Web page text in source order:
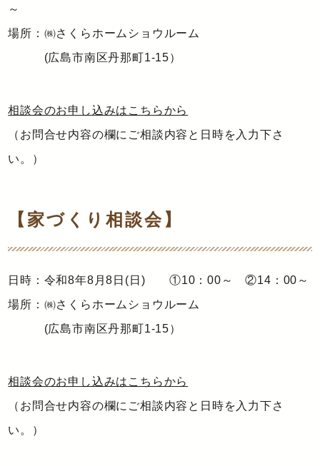
～
場所：㈱さくらホームショウルーム
(広島市南区丹那町1-15）
相談会のお申し込みはこちらから
（お問合せ内容の欄にご相談内容と日時を入力下さ
い。）
【家づくり相談会】
日時：令和8年8月8日(日) ①10：00～ ②14：00～
場所：㈱さくらホームショウルーム
(広島市南区丹那町1-15）
相談会のお申し込みはこちらから
（お問合せ内容の欄にご相談内容と日時を入力下さ
い。）